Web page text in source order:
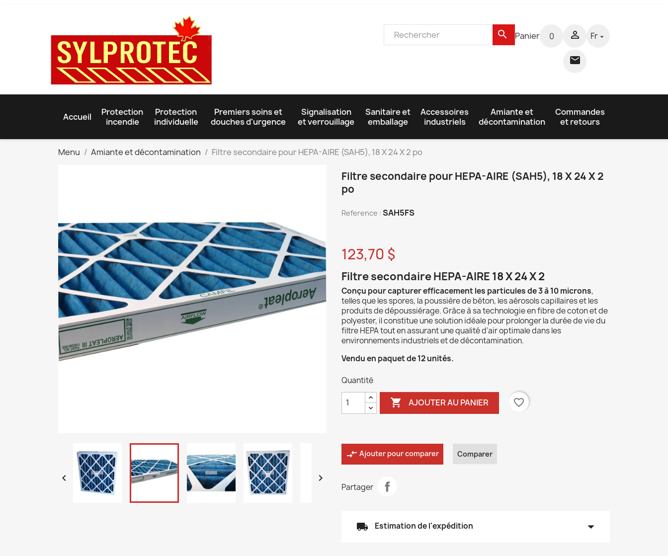
search Panier 0 

Fr 
Accueil
Protection
incendie
Protection
individuelle
Premiers soins et
douches d'urgence
Signalisation
et verrouillage
Sanitaire et
emballage
Accessoires
industriels
Amiante et
décontamination
Commandes
et retours
Menu Amiante et décontamination Filtre secondaire pour HEPA-AIRE (SAH5), 18 X 24 X 2 po
 
Filtre secondaire pour HEPA-AIRE (SAH5), 18 X 24 X 2
po
Reference : SAH5FS
123,70 $
Filtre secondaire HEPA-AIRE 18 X 24 X 2
Conçu pour capturer efficacement les particules de 3 à 10 microns,
telles que les spores, la poussière de béton, les aérosols capillaires et les
produits de dépoussiérage. Grâce à sa technologie en fibre de coton et de
polyester, il constitue une solution idéale pour prolonger la durée de vie du
filtre HEPA tout en assurant une qualité d’air optimale dans les
environnements industriels et de décontamination.
Vendu en paquet de 12 unités.
Quantité
 AJOUTER AU PANIER favorite_border
compare_arrows Ajouter pour comparer Comparer
Partager
local_shipping Estimation de l'expédition arrow_drop_down